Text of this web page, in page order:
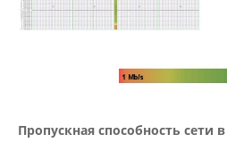
Пропускная способность сети